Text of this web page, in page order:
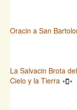
Oracin a San
La Salvacin Brota
Cielo y la Tierra